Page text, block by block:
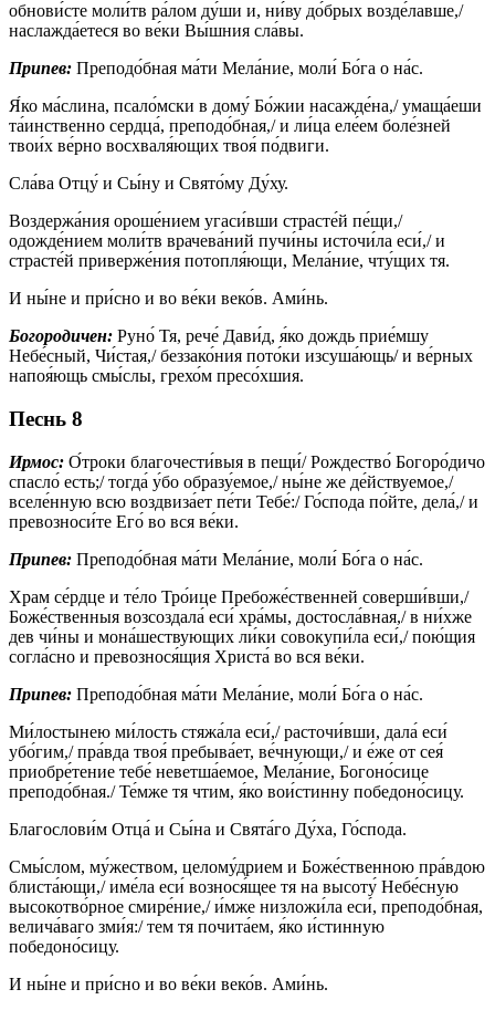
обнови́сте моли́тв ра́лом ду́ши и, ни́ву до́брых возде́лавше,/
наслажда́етеся во ве́ки Вы́шния сла́вы.
Припев: Преподо́бная ма́ти Мела́ние, моли́ Бо́га о на́с.
Я́ко ма́слина, псало́мски в дому́ Бо́жии насажде́на,/ умаща́еши
та́инственно сердца́, преподо́бная,/ и ли́ца еле́ем боле́зней
твои́х ве́рно восхваля́ющих твоя́ по́двиги.
Сла́ва Отцу́ и Сы́ну и Свято́му Ду́ху.
Воздержа́ния ороше́нием угаси́вши страсте́й пе́щи,/
одожде́нием моли́тв врачева́ний пучи́ны источи́ла еси́,/ и
страсте́й приверже́ния потопля́ющи, Мела́ние, чту́щих тя.
И ны́не и при́сно и во ве́ки веко́в. Ами́нь.
Богородичен: Руно́ Тя, рече́ Дави́д, я́ко дождь прие́мшу
Небе́сный, Чи́стая,/ беззако́ния пото́ки изсуша́ющь/ и ве́рных
напоя́ющь смы́слы, грехо́м пресо́хшия.
Песнь 8
Ирмос: О́троки благочести́выя в пещи́/ Рождество́ Богоро́дичо
спасло́ есть;/ тогда́ у́бо образу́емое,/ ны́не же де́йствуемое,/
вселе́нную всю воздвиза́ет пе́ти Тебе́:/ Го́спода по́йте, дела́,/ и
превозноси́те Его́ во вся ве́ки.
Припев: Преподо́бная ма́ти Мела́ние, моли́ Бо́га о на́с.
Храм се́рдце и те́ло Тро́ице Пребоже́ственней соверши́вши,/
Боже́ственныя возсоздала́ еси́ хра́мы, достосла́вная,/ в ни́хже
дев чи́ны и мона́шествующих ли́ки совокупи́ла еси́,/ пою́щия
согла́сно и превознося́щия Христа́ во вся ве́ки.
Припев: Преподо́бная ма́ти Мела́ние, моли́ Бо́га о на́с.
Ми́лостынею ми́лость стяжа́ла еси́,/ расточи́вши, дала́ еси́
убо́гим,/ пра́вда твоя́ пребыва́ет, ве́чнующи,/ и е́же от сея́
приобре́тение тебе́ неветша́емое, Мела́ние, Богоно́сице
преподо́бная./ Те́мже тя чтим, я́ко вои́стинну победоно́сицу.
Благослови́м Отца́ и Сы́на и Свята́го Ду́ха, Го́спода.
Смы́слом, му́жеством, целому́дрием и Боже́ственною пра́вдою
блиста́ющи,/ име́ла еси́ вознося́щее тя на высоту́ Небе́сную
высокотво́рное смире́ние,/ и́мже низложи́ла еси́, преподо́бная,
велича́ваго зми́я:/ тем тя почита́ем, я́ко и́стинную
победоно́сицу.
И ны́не и при́сно и во ве́ки веко́в. Ами́нь.